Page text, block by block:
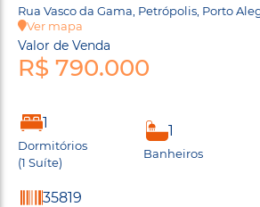
Rua Vasco da Gama, Petrópolis, Porto
Ver mapa
Valor de Venda
R$ 790.000
1
Dormitórios
(1 Suíte)
1
Banheiros
35819